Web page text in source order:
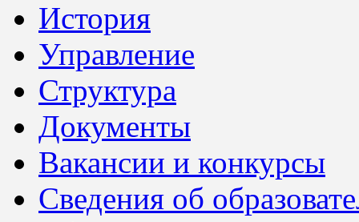
История
Управление
Структура
Документы
Вакансии и конкурсы
Сведения об